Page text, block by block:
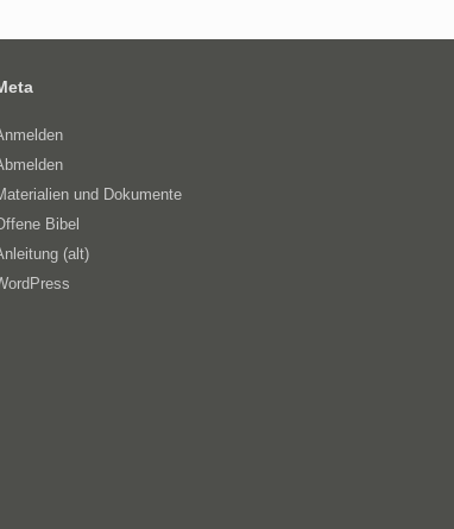
und Dokumente
Bibel
(alt)